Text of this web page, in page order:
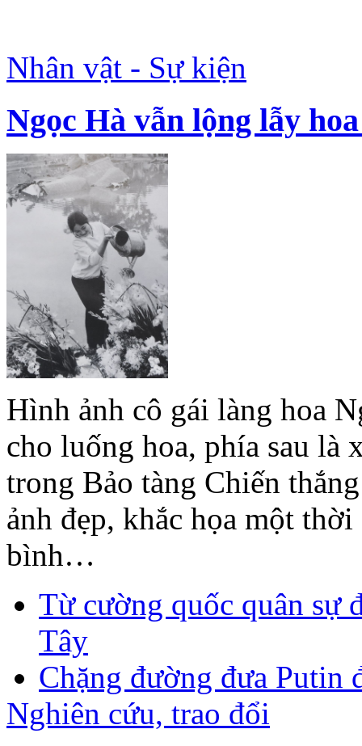
Nhân vật - Sự kiện
Ngọc Hà vẫn lộng lẫy
Hình ảnh cô gái làng hoa
cho luống hoa, phía sau là
trong Bảo tàng Chiến
ảnh đẹp, khắc họa một
bình…
Từ cường quốc quân sự
Tây
Chặng đường đưa Putin
Nghiên cứu, trao đổi